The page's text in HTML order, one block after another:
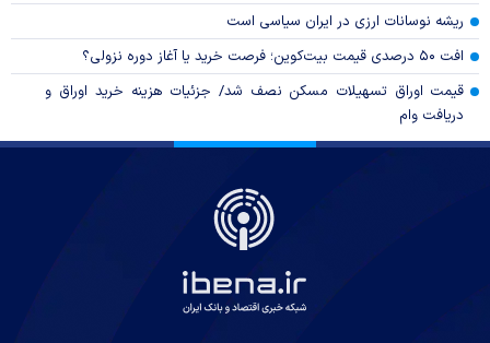
ریشه نوسانات ارزی در ایران سیاسی است
افت ۵۰ درصدی قیمت بیت‌کوین؛ فرصت خرید یا آغاز دوره نزولی؟
قیمت اوراق تسهیلات مسکن نصف شد/ جزئیات هزینه خرید اوراق و
دریافت وام